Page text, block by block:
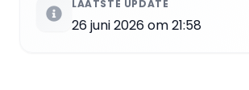
LAATSTE UPDATE
26 juni 2026 om 21:58